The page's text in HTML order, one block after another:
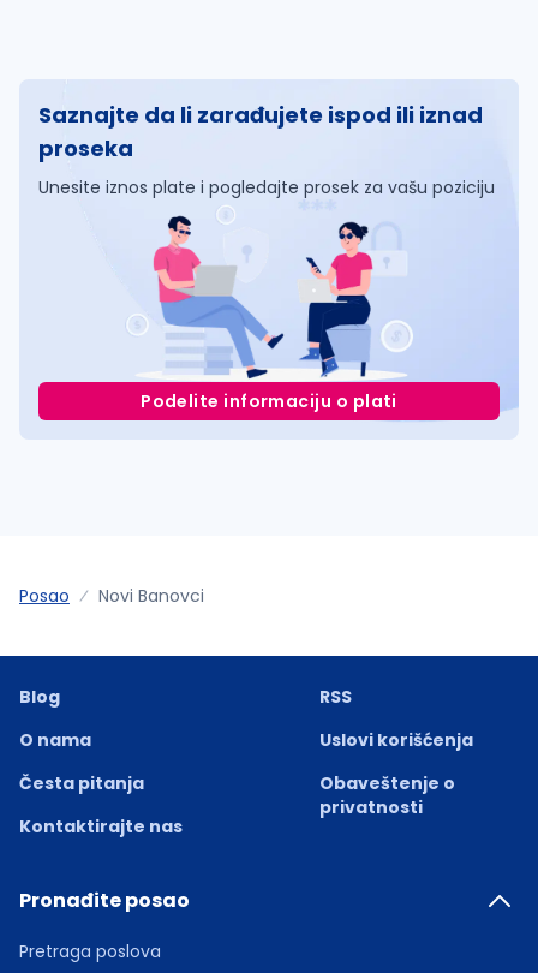
Saznajte da li zarađujete ispod ili iznad
proseka
Unesite iznos plate i pogledajte prosek za vašu poziciju
Podelite informaciju o plati
Posao Novi Banovci
Blog
O nama
Česta pitanja
Kontaktirajte nas
RSS
Uslovi korišćenja
Obaveštenje o
privatnosti
Pronađite posao
Pretraga poslova